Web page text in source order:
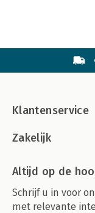
Klantenservice
Zakelijk
Altijd op de
Schrijf u in voor
met relevante